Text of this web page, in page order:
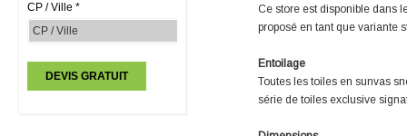
Ce store est disponible dans
proposé en tant que variante
Entoilage
Toutes les toiles en sunvas
série de toiles exclusive
CP / Ville *